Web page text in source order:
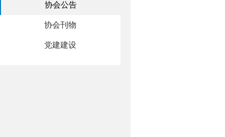
协会公告
协会刊物
党建建设